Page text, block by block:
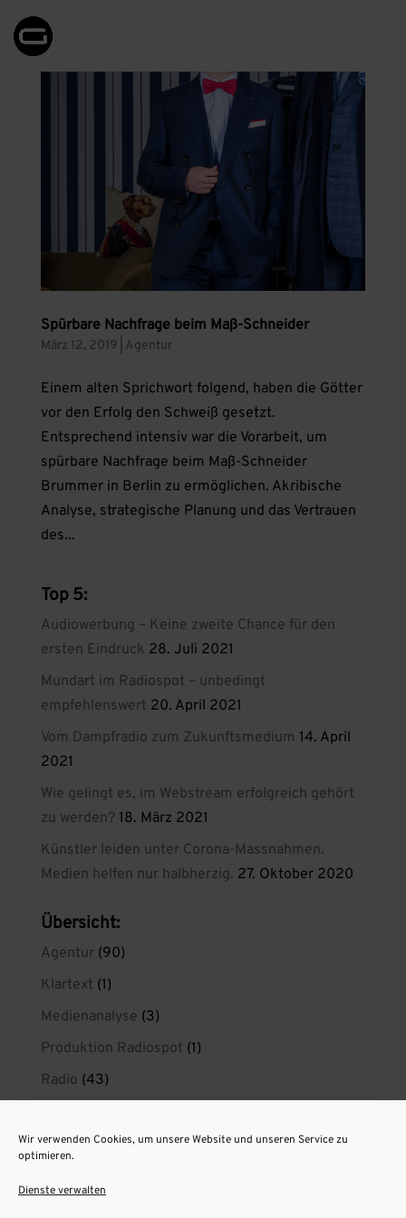
Wir verwenden Cookies, um unsere Website und unseren Service zu
optimieren.
Dienste verwalten
Spürbare Nachfrage beim Maß-Schneider
März 12, 2019 Agentur
Einem alten Sprichwort folgend, haben die Götter
vor den Erfolg den Schweiß gesetzt.
Entsprechend intensiv war die Vorarbeit, um
spürbare Nachfrage beim Maß-Schneider
Brummer in Berlin zu ermöglichen. Akribische
Analyse, strategische Planung und das Vertrauen
des...
Top 5:
Audiowerbung – Keine zweite Chance für den
ersten Eindruck 28. Juli 2021
Mundart im Radiospot – unbedingt
empfehlenswert 20. April 2021
Vom Dampfradio zum Zukunftsmedium 14. April
2021
Wie gelingt es, im Webstream erfolgreich gehört
zu werden? 18. März 2021
Künstler leiden unter Corona-Massnahmen.
Medien helfen nur halbherzig. 27. Oktober 2020
Übersicht:
Agentur(90)
Klartext (1)
Medienanalyse (3)
Produktion Radiospot (1)
Radio (43)
radiokreaktiv privat(1)